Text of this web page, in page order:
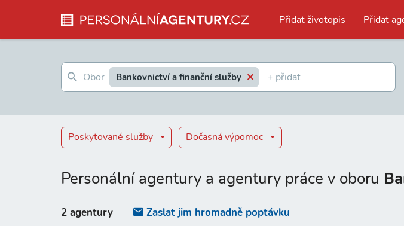
Přidat životopis Přidat
Bankovnictví a finanční služby
Poskytované služby Dočasná výpomoc
Personální agentury a agentury práce v oboru
2 agentury Zaslat jim hromadně poptávku